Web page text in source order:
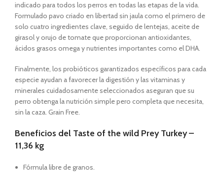
indicado para todos los perros en todas las etapas de la vida.
Formulado pavo criado en libertad sin jaula como el primero de
solo cuatro ingredientes clave, seguido de lentejas, aceite de
girasol y orujo de tomate que proporcionan antioxidantes,
ácidos grasos omega y nutrientes importantes como el DHA.
Finalmente, los probióticos garantizados específicos para cada
especie ayudan a favorecer la digestión y las vitaminas y
minerales cuidadosamente seleccionados aseguran que su
perro obtenga la nutrición simple pero completa que necesita,
sin la caza. Grain Free.
Beneficios del Taste of the wild Prey Turkey –
11,36 kg
Fórmula libre de granos.